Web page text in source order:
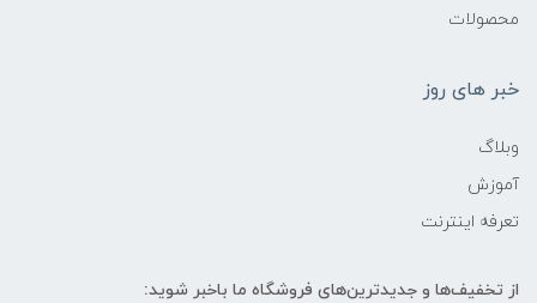
محصولات
خبر های روز
وبلاگ
آموزش
تعرفه اینترنت
از تخفیف‌ها و جدیدترین‌های فروشگاه ما باخبر شوید: